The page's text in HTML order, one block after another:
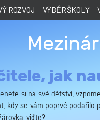
ROZVOJ VÝBĚR ŠKOLY
jak
si na své dětství,
kdy se vám poprvé
viďte?